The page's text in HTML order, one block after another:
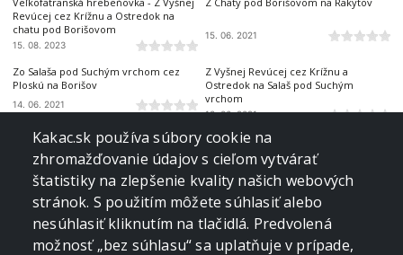
Revúcej cez Krížnu a Ostredok na
chatu pod Borišovom
15. 08. 2023
15. 06. 2021
VEĽKÁ FATRA
Zo Salaša pod Suchým vrchom cez
Ploskú na Borišov
14. 06. 2021
Z Vyšnej Revúcej cez Krížnu a
Ostredok na Salaš pod Suchým
vrchom
13. 06. 2021
VEĽKÁ FATRA
Rakytov od hotela Granit Smrekovica
14. 06. 2020
VEĽKÁ FATRA
Šíp zo Stankovian
28. 02. 2019
VEĽKÁ FATRA
Tlstá a Ostrá z Konského dolu, ústia
22. 04. 2018
VEĽKÁ FATRA
Ploská z Vyšnej Revúcej
11. 03. 2018
VEĽKÁ FATRA
Kakac.sk používa súbory cookie na
zhromažďovanie údajov s cieľom vytvárať
štatistiky na zlepšenie kvality našich webových
stránok. S použitím môžete súhlasiť alebo
nesúhlasiť kliknutím na tlačidlá. Predvolená
možnosť „bez súhlasu“ sa uplatňuje v prípade,